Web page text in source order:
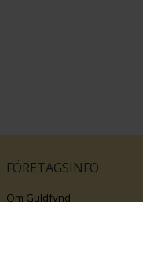
FÖRETAGSINFO
Om Guldfynd